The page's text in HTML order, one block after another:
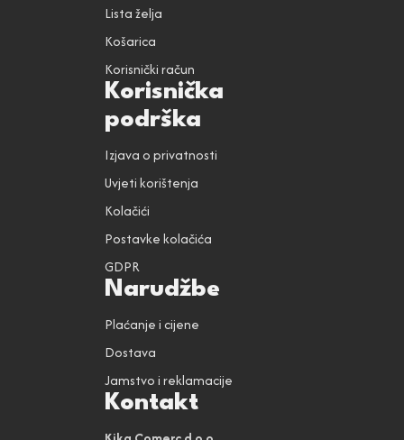
Lista želja
Košarica
Korisnički račun
Korisnička
podrška
Izjava o privatnosti
Uvjeti korištenja
Kolačići
Postavke kolačića
GDPR
Narudžbe
Plaćanje i cijene
Dostava
Jamstvo i reklamacije
Kontakt